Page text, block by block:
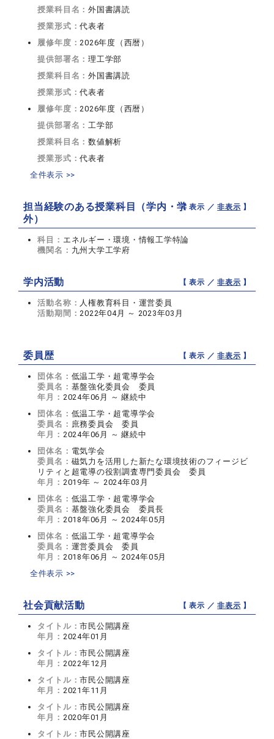
授業科目名：外国書講読
授業形式：代表者
履修年度：2026年度（西暦）
提供部署名：理工学部
授業科目名：外国書講読
授業形式：代表者
履修年度：2026年度（西暦）
提供部署名：工学部
授業科目名：数値解析
授業形式：代表者
全件表示 >>
担当経験のある授業科目（学内・学
外）
【 表示 ／非表示 】
科目： エネルギー・環境・情報工学特論
機関名： 九州大学工学府
学内活動 【 表示 ／非表示 】
活動名称： 人権教育科目・運営委員
活動期間：2022年04月 ～ 2023年03月
委員歴 【 表示 ／非表示 】
団体名： 低温工学・超電導学会
委員名： 基盤強化委員会 委員
年月： 2024年06月 ～ 継続中
団体名： 低温工学・超電導学会
委員名： 庶務委員会 委員
年月： 2024年06月 ～ 継続中
団体名： 電気学会
委員名： 磁気力を活用した新たな環境技術のフィージビ
リティと超電導の役割調査専門委員会 委員
年月： 2019年 ～ 2024年03月
団体名： 低温工学・超電導学会
委員名： 基盤強化委員会 委員長
年月： 2018年06月 ～ 2024年05月
団体名： 低温工学・超電導学会
委員名： 運営委員会 委員
年月： 2018年06月 ～ 2024年05月
全件表示 >>
社会貢献活動 【 表示 ／非表示 】
タイトル：市民公開講座
年月： 2024年01月
タイトル：市民公開講座
年月： 2022年12月
タイトル：市民公開講座
年月： 2021年11月
タイトル：市民公開講座
年月： 2020年01月
タイトル：市民公開講座